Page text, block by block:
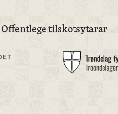
Offentlege tilskotsytarar